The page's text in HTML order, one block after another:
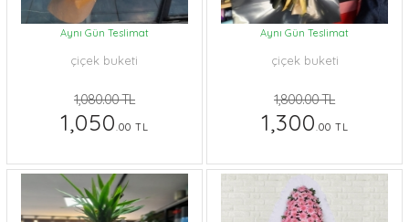
Aynı Gün Teslimat
çiçek buketi
1,080.00 TL
1,050.00 TL
Aynı Gün Teslimat
çiçek buketi
1,800.00 TL
1,300.00 TL